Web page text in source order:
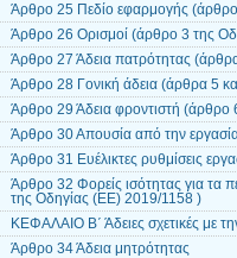
Άρθρο 25 Πεδίο εφαρμογής
Άρθρο 26 Ορισμοί (άρθρο 3 της
Άρθρο 27 Άδεια πατρότητας
Άρθρο 28 Γονική άδεια (άρθρα 5
Άρθρο 29 Άδεια φροντιστή
Άρθρο 30 Απουσία από την
Άρθρο 31 Ευέλικτες ρυθμίσεις
Άρθρο 32 Φορείς ισότητας για τα
της Οδηγίας (EE) 2019/1158 )
ΚΕΦΑΛΑΙΟ B΄ Άδειες σχετικές με
Άρθρο 34 Άδεια μητρότητας